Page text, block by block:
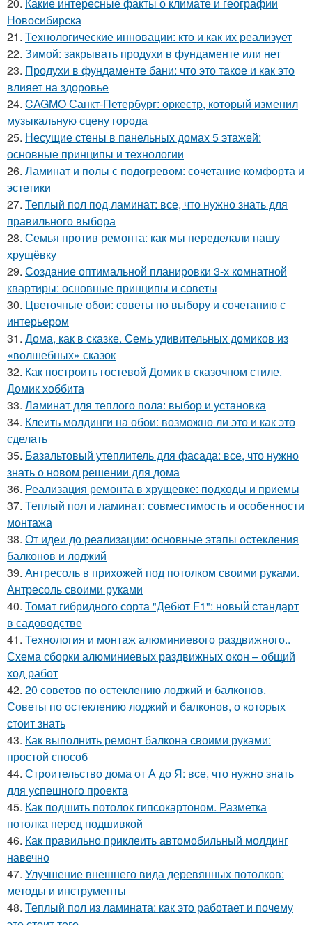
Новосибирска
21. Технологические инновации: кто и как их реализует
22. Зимой: закрывать продухи в фундаменте или нет
23. Продухи в фундаменте бани: что это такое и как это
влияет на здоровье
24. CAGMO Санкт-Петербург: оркестр, который изменил
музыкальную сцену города
25. Несущие стены в панельных домах 5 этажей:
основные принципы и технологии
26. Ламинат и полы с подогревом: сочетание комфорта и
эстетики
27. Теплый пол под ламинат: все, что нужно знать для
правильного выбора
28. Семья против ремонта: как мы переделали нашу
хрущёвку
29. Создание оптимальной планировки 3-х комнатной
квартиры: основные принципы и советы
30. Цветочные обои: советы по выбору и сочетанию с
интерьером
31. Дома, как в сказке. Семь удивительных домиков из
«волшебных» сказок
32. Как построить гостевой Домик в сказочном стиле.
Домик хоббита
33. Ламинат для теплого пола: выбор и установка
34. Клеить молдинги на обои: возможно ли это и как это
сделать
35. Базальтовый утеплитель для фасада: все, что нужно
знать о новом решении для дома
36. Реализация ремонта в хрущевке: подходы и приемы
37. Теплый пол и ламинат: совместимость и особенности
монтажа
38. От идеи до реализации: основные этапы остекления
балконов и лоджий
39. Антресоль в прихожей под потолком своими руками.
Антресоль своими руками
40. Томат гибридного сорта "Дебют F1": новый стандарт
в садоводстве
41. Технология и монтаж алюминиевого раздвижного..
Схема сборки алюминиевых раздвижных окон – общий
ход работ
42. 20 советов по остеклению лоджий и балконов.
Советы по остеклению лоджий и балконов, о которых
стоит знать
43. Как выполнить ремонт балкона своими руками:
простой способ
44. Строительство дома от А до Я: все, что нужно знать
для успешного проекта
45. Как подшить потолок гипсокартоном. Разметка
потолка перед подшивкой
46. Как правильно приклеить автомобильный молдинг
навечно
47. Улучшение внешнего вида деревянных потолков:
методы и инструменты
48. Теплый пол из ламината: как это работает и почему